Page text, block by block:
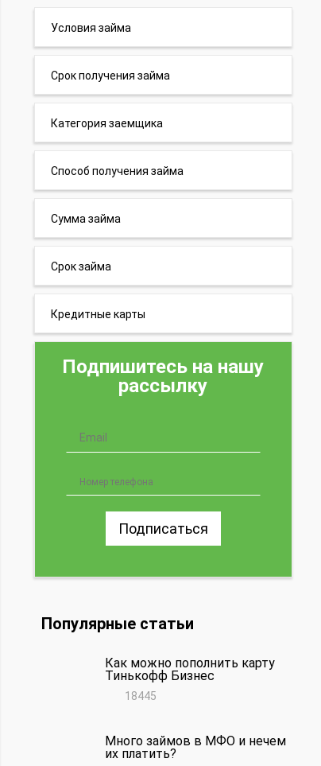
Условия займа
Срок получения займа
Категория заемщика
Способ получения займа
Сумма займа
Срок займа
Кредитные карты
Подпишитесь на нашу
рассылку
Подписаться
Популярные статьи
Как можно пополнить карту
Тинькофф Бизнес
18445
Много займов в МФО и нечем
их платить?